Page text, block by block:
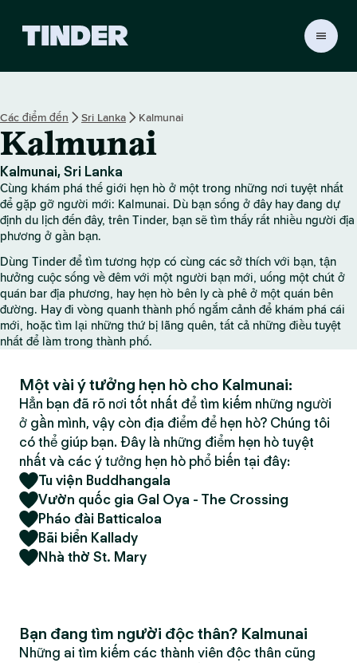
c
h
ủ
i
n
d
Các điểm đến Sri Lanka Kalmunai
Kalmunai
Kalmunai, Sri Lanka
Cùng khám phá thế giới hẹn hò ở một trong những nơi tuyệt nhất
để gặp gỡ người mới: Kalmunai. Dù bạn sống ở đây hay đang dự
định du lịch đến đây, trên Tinder, bạn sẽ tìm thấy rất nhiều người địa
phương ở gần bạn.
Dùng Tinder để tìm tương hợp có cùng các sở thích với bạn, tận
hưởng cuộc sống về đêm với một người bạn mới, uống một chút ở
quán bar địa phương, hay hẹn hò bên ly cà phê ở một quán bên
đường. Hay đi vòng quanh thành phố ngắm cảnh để khám phá cái
mới, hoặc tìm lại những thứ bị lãng quên, tất cả những điều tuyệt
nhất để làm trong thành phố.
Một vài ý tưởng hẹn hò cho Kalmunai:
Hẳn bạn đã rõ nơi tốt nhất để tìm kiếm những người
ở gần mình, vậy còn địa điểm để hẹn hò? Chúng tôi
có thể giúp bạn. Đây là những điểm hẹn hò tuyệt
nhất và các ý tưởng hẹn hò phổ biến tại đây:
Tu viện Buddhangala
Vườn quốc gia Gal Oya - The Crossing
Pháo đài Batticaloa
Bãi biển Kallady
Nhà thờ St. Mary
Bạn đang tìm người độc thân? Kalmunai
Những ai tìm kiếm các thành viên độc thân cũng